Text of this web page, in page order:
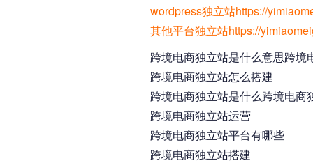
wordpress独立站https://
其他平台独立站https://
跨境电商独立站是什么意思跨境
跨境电商独立站怎么搭建
跨境电商独立站是什么跨境电
跨境电商独立站运营
跨境电商独立站平台有哪些
跨境电商独立站搭建